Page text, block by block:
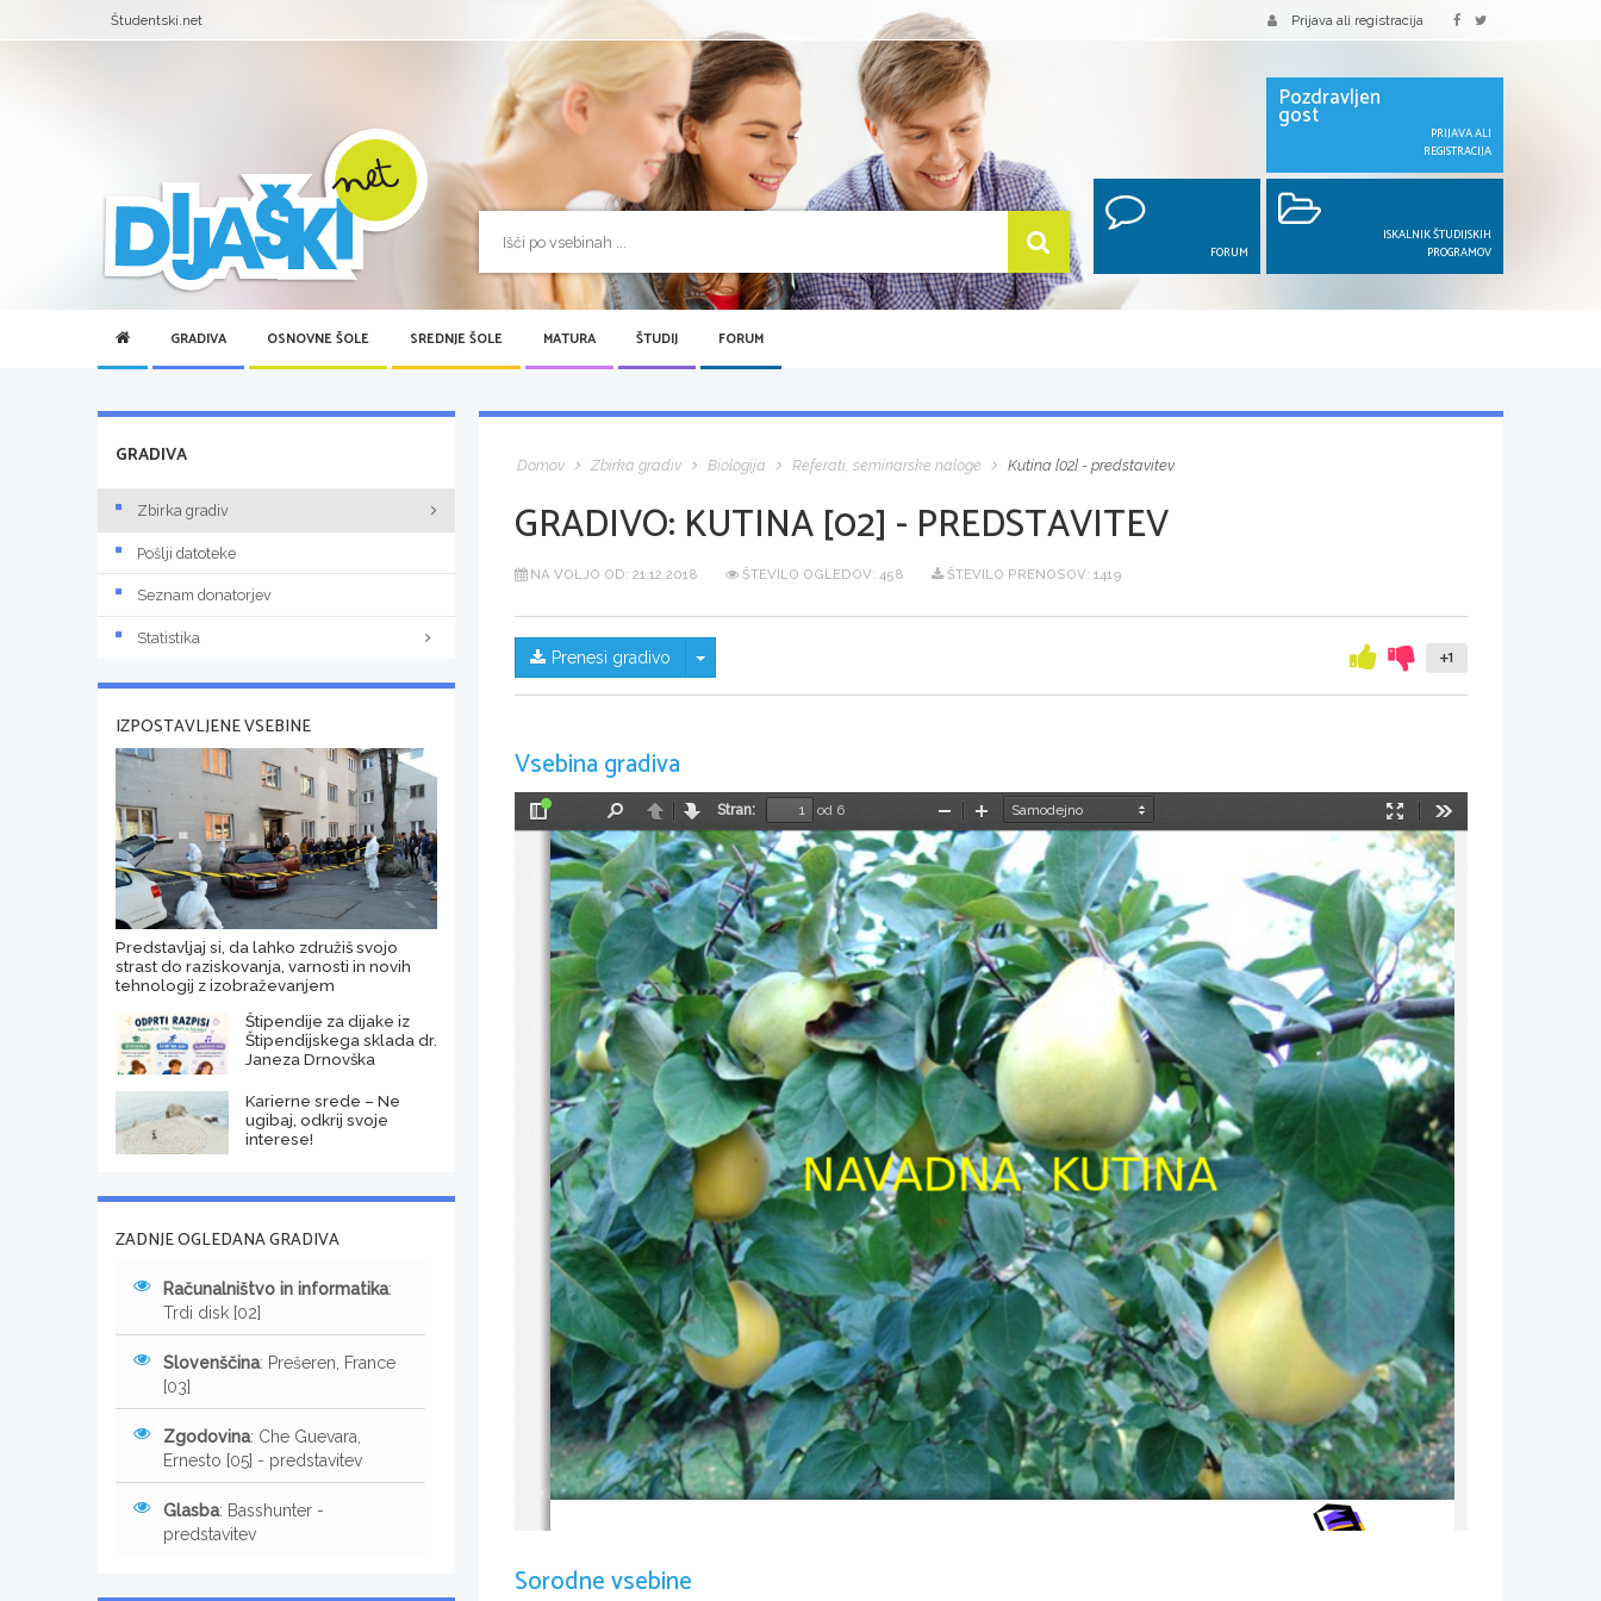
Študentski.net Prijava ali registracija
Pozdravljen
gost
PRIJAVA ALI
REGISTRACIJA
FORUM
ISKALNIK ŠTUDIJSKIH
PROGRAMOV
GRADIVA OSNOVNE ŠOLE SREDNJE ŠOLE MATURA ŠTUDIJ FORUM
Domov Zbirka gradiv Biologija Referati, seminarske naloge Kutina [02] - predstavitev
GRADIVO: KUTINA [02] - PREDSTAVITEV
NA VOLJO OD: 21.12.2018 ŠTEVILO OGLEDOV: 458 ŠTEVILO PRENOSOV: 1419
Prenesi gradivo Skrij/prikaži meni +1
Vsebina gradiva
Preklopi
stransko
vrstico
NazajNaprej
Stran:
od 6
Način
predstavitve
PomanjšajPovečaj
NAVADNA  KUTINA
Sorodne vsebine
GRADIVA
Zbirka gradiv
Pošlji datoteke
Seznam donatorjev
Statistika
IZPOSTAVLJENE VSEBINE
Predstavljaj si, da lahko združiš svojo
strast do raziskovanja, varnosti in novih
tehnologij z izobraževanjem
Štipendije za dijake iz
Štipendijskega sklada dr.
Janeza Drnovška
Karierne srede – Ne
ugibaj, odkrij svoje
interese!
ZADNJE OGLEDANA GRADIVA
Računalništvo in informatika:
Trdi disk [02]
Slovenščina: Prešeren, France
[03]
Zgodovina: Che Guevara,
Ernesto [05] - predstavitev
Glasba: Basshunter -
predstavitev